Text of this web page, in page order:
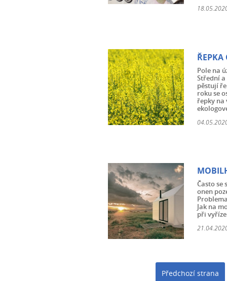
ŘEPKA
Pole na
Střední a
pěstují
roku se
řepky na
Často se
onen
Jak na
při
Předchozí strana